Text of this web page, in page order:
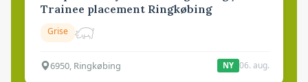
Trainee placement Ringkøbing
Grise
6950, Ringkøbing NY 06. aug.